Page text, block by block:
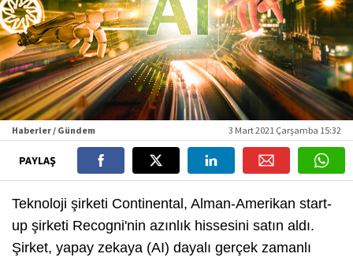
Haberler / Gündem 3 Mart 2021 Çarşamba 15:32
PAYLAŞ
Teknoloji şirketi Continental, Alman-Amerikan start-
up şirketi Recogni'nin azınlık hissesini satın aldı.
Şirket, yapay zekaya (AI) dayalı gerçek zamanlı